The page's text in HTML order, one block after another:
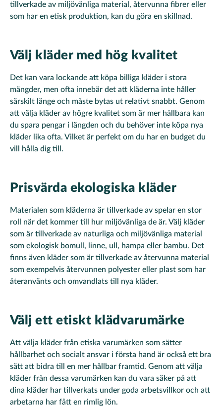
tillverkade av miljövänliga material, återvunna fibrer eller
som har en etisk produktion, kan du göra en skillnad.
Välj kläder med hög kvalitet
Det kan vara lockande att köpa billiga kläder i stora
mängder, men ofta innebär det att kläderna inte håller
särskilt länge och måste bytas ut relativt snabbt. Genom
att välja kläder av högre kvalitet som är mer hållbara kan
du spara pengar i längden och du behöver inte köpa nya
kläder lika ofta. Vilket är perfekt om du har en budget du
vill hålla dig till.
Prisvärda ekologiska kläder
Materialen som kläderna är tillverkade av spelar en stor
roll när det kommer till hur miljövänliga de är. Välj kläder
som är tillverkade av naturliga och miljövänliga material
som ekologisk bomull, linne, ull, hampa eller bambu. Det
finns även kläder som är tillverkade av återvunna material
som exempelvis återvunnen polyester eller plast som har
återanvänts och omvandlats till nya kläder.
Välj ett etiskt klädvarumärke
Att välja kläder från etiska varumärken som sätter
hållbarhet och socialt ansvar i första hand är också ett bra
sätt att bidra till en mer hållbar framtid. Genom att välja
kläder från dessa varumärken kan du vara säker på att
dina kläder har tillverkats under goda arbetsvillkor och att
arbetarna har fått en rimlig lön.